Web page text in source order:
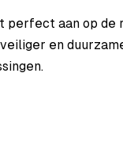
perfect aan op de
en